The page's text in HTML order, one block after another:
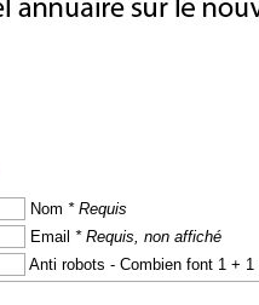
Nom * Requis
Email * Requis, non affiché
Anti robots - Combien font 1 + 1